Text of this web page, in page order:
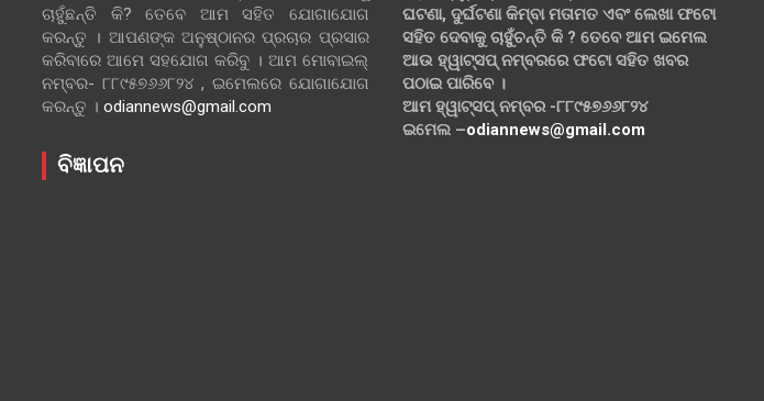
ଚାହୁଁଛନ୍ତି କି? ତେବେ ଆମ ସହିତ ଯୋଗାଯୋଗ
କରନ୍ତୁ । ଆପଣଙ୍କ ଅନୁଷ୍ଠାନର ପ୍ରଚାର ପ୍ରସାର
କରିବାରେ ଆମେ ସହଯୋଗ କରିବୁ । ଆମ ମୋବାଇଲ୍
ନମ୍ବର- ୮୮୯୫୭୬୬୮୨୪ , ଇମେଲରେ ଯୋଗାଯୋଗ
କରନ୍ତୁ । odiannews@gmail.com
ବିଜ୍ଞାପନ
ଘଟଣା, ଦୁର୍ଘଟଣା କିମ୍ବା ମତାମତ ଏବଂ ଲେଖା ଫଟୋ
ସହିତ ଦେବାକୁ ଚାହୁଁଚନ୍ତି କି ? ତେବେ ଆମ ଇମେଲ
ଆଉ ହ୍ୱାଟ୍‌ସପ୍ ନମ୍ବରରେ ଫଟୋ ସହିତ ଖବର
ପଠାଇ ପାରିବେ ।
ଆମ ହ୍ୱାଟ୍‌ସପ୍ ନମ୍ବର -୮୮୯୫୭୬୬୮୨୪
ଇମେଲ –odiannews@gmail.com